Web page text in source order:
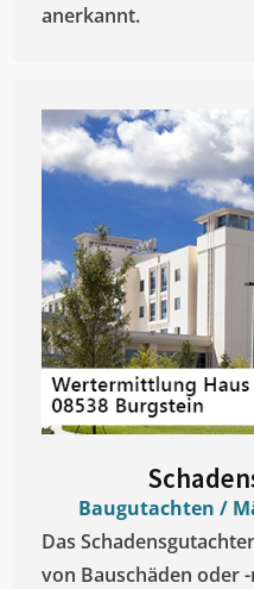
anerkannt.
Baugutachten /
Das
von Bauschäden oder